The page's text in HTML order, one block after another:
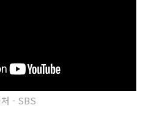
- SBS